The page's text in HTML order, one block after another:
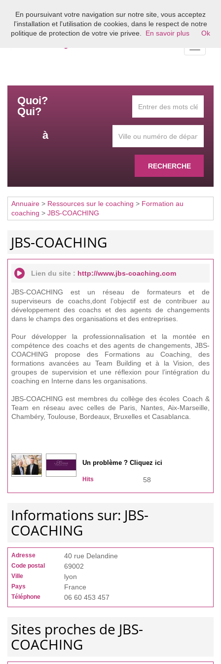
Bienvenue sur l'annuaire du coaching en France
Quoi?
Qui?
à
RECHERCHE
Annuaire > Ressources sur le coaching > Formation au
coaching > JBS-COACHING
JBS-COACHING
Lien du site : http://www.jbs-coaching.com
JBS-COACHING est un réseau de formateurs et de
superviseurs de coachs,dont l’objectif est de contribuer au
développement des coachs et des agents de changements
dans le champs des organisations et des entreprises.
Pour développer la professionnalisation et la montée en
compétence des coachs et des agents de changements, JBS-
COACHING propose des Formations au Coaching, des
formations avancées au Team Building et à la Vision, des
groupes de supervision et une réflexion pour l’intégration du
coaching en Interne dans les organisations.
JBS-COACHING est membres du collège des écoles Coach &
Team en réseau avec celles de Paris, Nantes, Aix-Marseille,
Chambéry, Toulouse, Bordeaux, Bruxelles et Casablanca.
Un problème ? Cliquez ici
Hits 58
Informations sur: JBS-
COACHING
Adresse 40 rue Delandine
Code postal 69002
Ville lyon
Pays France
Téléphone 06 60 453 457
Sites proches de JBS-
COACHING
En poursuivant votre navigation sur notre site, vous acceptez
l'installation et l'utilisation de cookies, dans le respect de notre
politique de protection de votre vie privee.
En savoir plus Ok